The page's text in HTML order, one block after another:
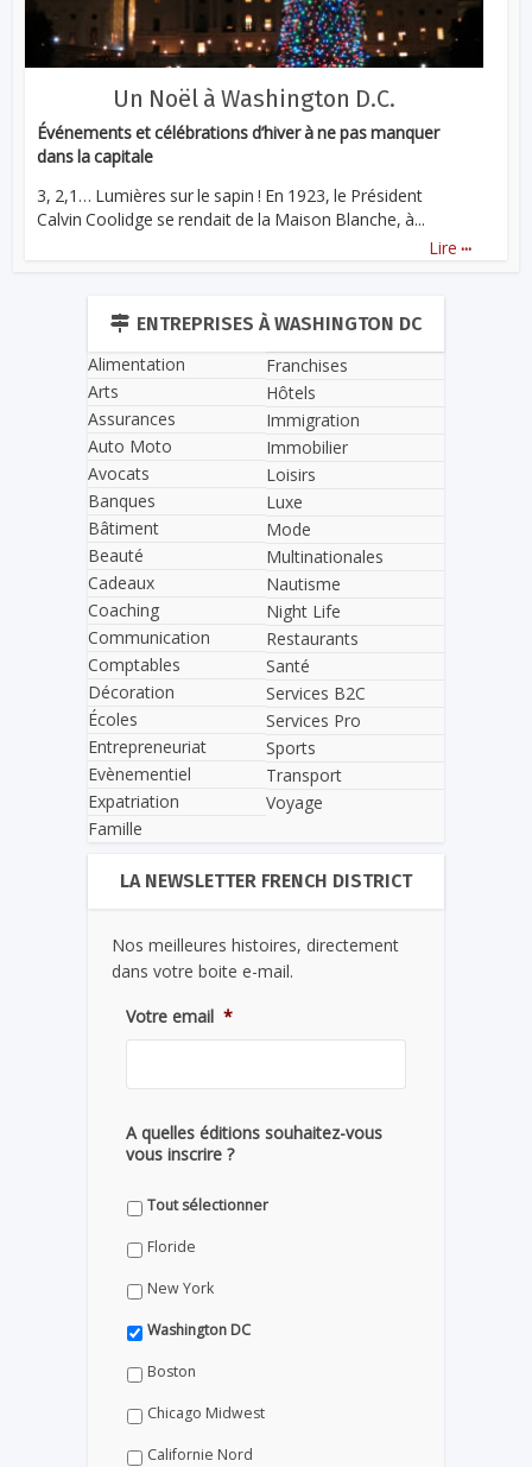
Un Noël à Washington D.C.
Événements et célébrations d’hiver à ne pas manquer
dans la capitale
3, 2,1… Lumières sur le sapin ! En 1923, le Président
Calvin Coolidge se rendait de la Maison Blanche, à...
Lire ...
ENTREPRISES À WASHINGTON DC
Alimentation
Arts
Assurances
Auto Moto
Avocats
Banques
Bâtiment
Beauté
Cadeaux
Coaching
Communication
Comptables
Décoration
Écoles
Entrepreneuriat
Evènementiel
Expatriation
Famille
Franchises
Hôtels
Immigration
Immobilier
Loisirs
Luxe
Mode
Multinationales
Nautisme
Night Life
Restaurants
Santé
Services B2C
Services Pro
Sports
Transport
Voyage
LA NEWSLETTER FRENCH DISTRICT
Nos meilleures histoires, directement
dans votre boite e-mail.
Votre email *
A quelles éditions souhaitez-vous
vous inscrire ?
Tout sélectionner
Floride
New York
Washington DC
Boston
Chicago Midwest
Californie Nord